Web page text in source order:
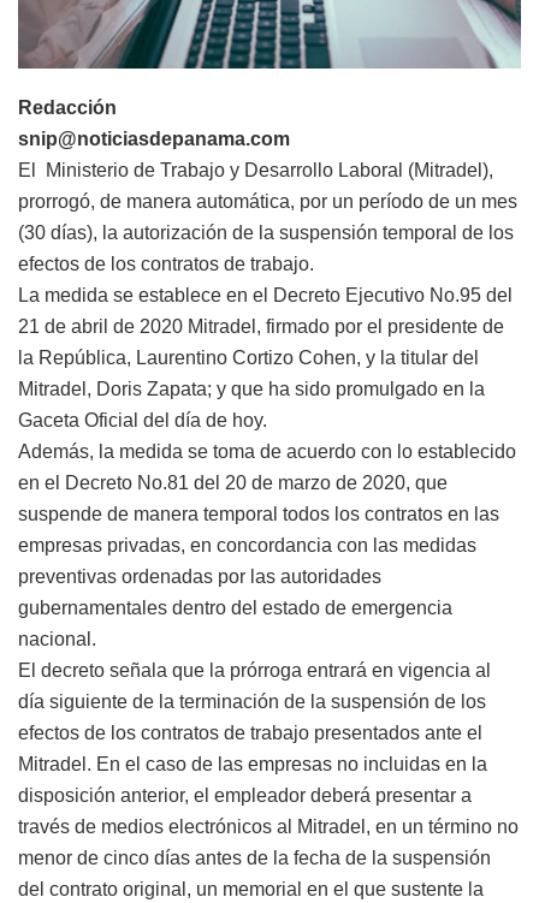
Redacción
snip@noticiasdepanama.com
El Ministerio de Trabajo y Desarrollo Laboral (Mitradel),
prorrogó, de manera automática, por un período de un mes
(30 días), la autorización de la suspensión temporal de los
efectos de los contratos de trabajo.
La medida se establece en el Decreto Ejecutivo No.95 del
21 de abril de 2020 Mitradel, firmado por el presidente de
la República, Laurentino Cortizo Cohen, y la titular del
Mitradel, Doris Zapata; y que ha sido promulgado en la
Gaceta Oficial del día de hoy.
Además, la medida se toma de acuerdo con lo establecido
en el Decreto No.81 del 20 de marzo de 2020, que
suspende de manera temporal todos los contratos en las
empresas privadas, en concordancia con las medidas
preventivas ordenadas por las autoridades
gubernamentales dentro del estado de emergencia
nacional.
El decreto señala que la prórroga entrará en vigencia al
día siguiente de la terminación de la suspensión de los
efectos de los contratos de trabajo presentados ante el
Mitradel. En el caso de las empresas no incluidas en la
disposición anterior, el empleador deberá presentar a
través de medios electrónicos al Mitradel, en un término no
menor de cinco días antes de la fecha de la suspensión
del contrato original, un memorial en el que sustente la